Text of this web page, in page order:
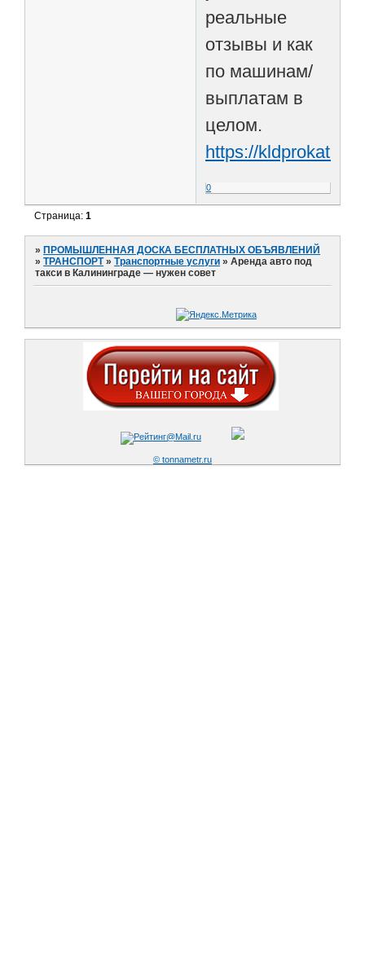
реальные
отзывы и как
по машинам/
выплатам в
целом.
https://kldprokat.ru/
0
Страница:1
» ПРОМЫШЛЕННАЯ ДОСКА БЕСПЛАТНЫХ ОБЪЯВЛЕНИЙ
»ТРАНСПОРТ »Транспортные услуги »Аренда авто под
такси в Калининграде — нужен совет
© tonnametr.ru